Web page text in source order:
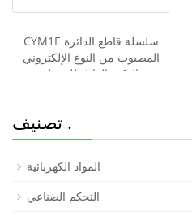
CYM1E سلسلة قاطع الدائرة
المصبوب من النوع الإلكتروني
الذكي القابل للتعديل
تصنيف .
المواد الكهربائية
التحكم الصناعي